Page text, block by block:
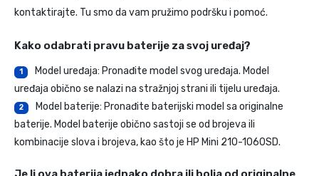
kontaktirajte. Tu smo da vam pružimo podršku i pomoć.
Kako odabrati pravu baterije za svoj uređaj?
1
Model uređaja: Pronađite model svog uređaja. Model
uređaja obično se nalazi na stražnjoj strani ili tijelu uređaja.
2
Model baterije: Pronađite baterijski model sa originalne
baterije. Model baterije obično sastoji se od brojeva ili
kombinacije slova i brojeva, kao što je HP Mini 210-1060SD.